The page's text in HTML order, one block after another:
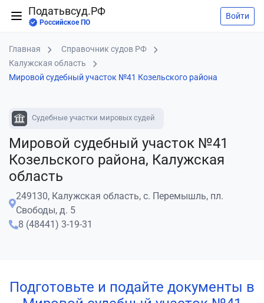
Податьвсуд.РФ
Российское ПО
Войти
Главная
Справочник судов РФ
Калужская область
Мировой судебный участок №41 Козельского района
Судебные участки мировых судей
Мировой судебный участок №41
Козельского района, Калужская
область
249130, Калужская область, с. Перемышль, пл.
Свободы, д. 5
8 (48441) 3-19-31
Подготовьте и подайте документы в